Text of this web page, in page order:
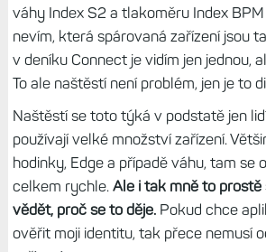
váhy Index S2 a tlakoměru Index
nevím, která spárovaná zařízení jsou
v deníku Connect je vidím jen jednou,
To ale naštěstí není problém, jen je to
Naštěstí se toto týká v podstatě jen
používají velké množství zařízení.
hodinky, Edge a případě váhu, tam se
celkem rychle. Ale i tak mně to
vědět, proč se to děje.Pokud chce
ověřit moji identitu, tak přece nemusí